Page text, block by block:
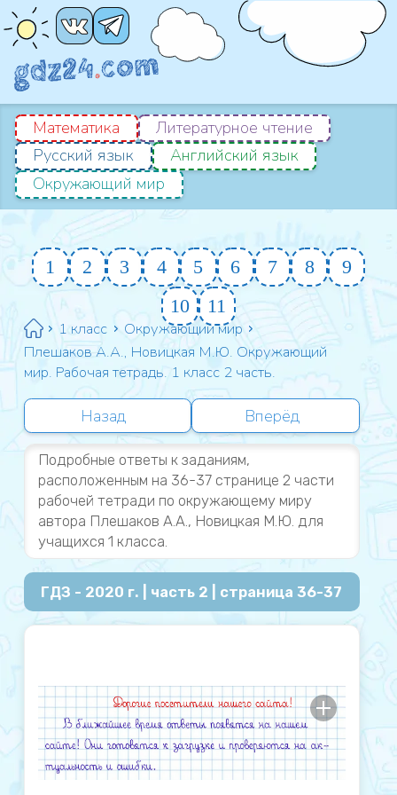
Математика
Литературное чтение
Русский язык
Английский язык
Окружающий мир
1 2 3 4 5 6 7 8
9
10
11
1 класс
Окружающий мир
Плешаков А.А., Новицкая М.Ю. Окружающий
мир. Рабочая тетрадь. 1 класс 2 часть.
Назад Вперёд
Подробные ответы к заданиям,
расположенным на 36-37 странице 2 части
рабочей тетради по окружающему миру
автора Плешаков А.А., Новицкая М.Ю. для
учащихся 1 класса.
ГДЗ - 2020 г. | часть 2 | страница 36-37